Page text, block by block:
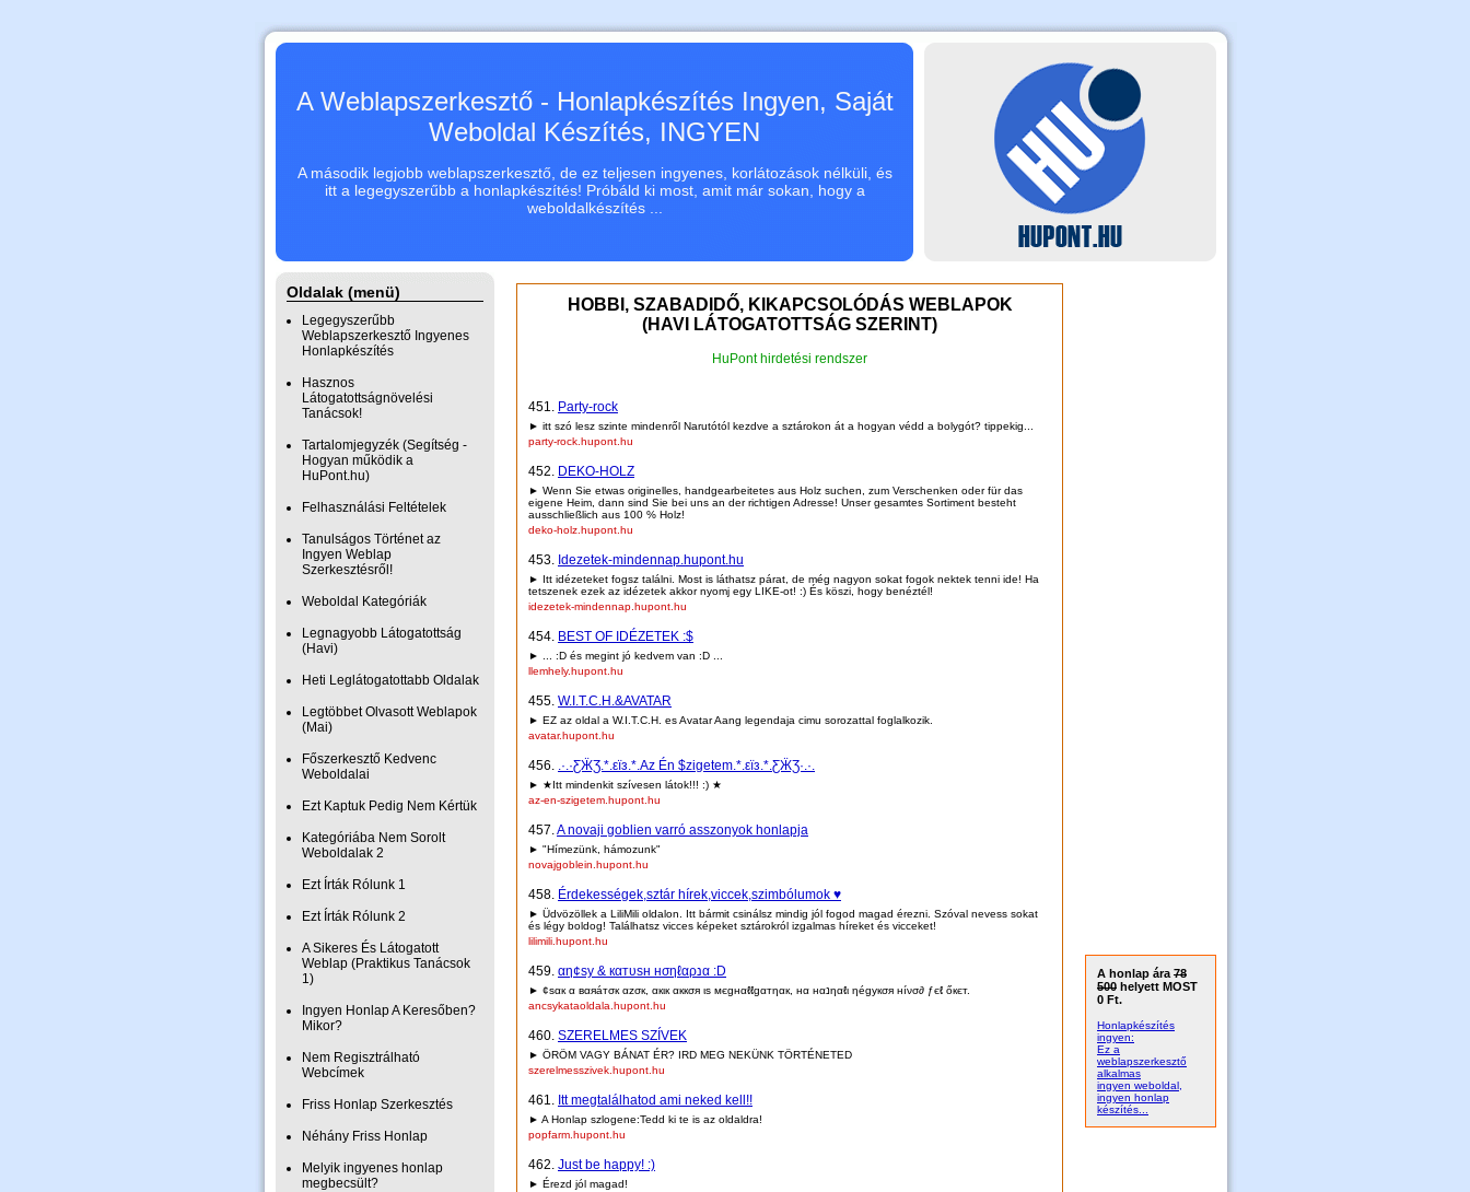
A Weblapszerkesztő - Honlapkészítés Ingyen, Saját
Weboldal Készítés, INGYEN
A második legjobb weblapszerkesztő, de ez teljesen ingyenes, korlátozások nélküli, és
itt a legegyszerűbb a honlapkészítés! Próbáld ki most, amit már sokan, hogy a
weboldalkészítés ...
Oldalak (menü)
Legegyszerűbb
Weblapszerkesztő Ingyenes
Honlapkészítés
Hasznos
Látogatottságnövelési
Tanácsok!
Tartalomjegyzék (Segítség -
Hogyan működik a
HuPont.hu)
Felhasználási Feltételek
Tanulságos Történet az
Ingyen Weblap
Szerkesztésről!
Weboldal Kategóriák
Legnagyobb Látogatottság
(Havi)
Heti Leglátogatottabb Oldalak
Legtöbbet Olvasott Weblapok
(Mai)
Főszerkesztő Kedvenc
Weboldalai
Ezt Kaptuk Pedig Nem Kértük
Kategóriába Nem Sorolt
Weboldalak 2
Ezt Írták Rólunk 1
Ezt Írták Rólunk 2
A Sikeres És Látogatott
Weblap (Praktikus Tanácsok
1)
Ingyen Honlap A Keresőben?
Mikor?
Nem Regisztrálható
Webcímek
Friss Honlap Szerkesztés
Néhány Friss Honlap
Melyik ingyenes honlap
megbecsült?
HOBBI, SZABADIDŐ, KIKAPCSOLÓDÁS WEBLAPOK
(HAVI LÁTOGATOTTSÁG SZERINT)
HuPont hirdetési rendszer
451. Party-rock
► itt szó lesz szinte mindenről Narutótól kezdve a sztárokon át a hogyan védd a bolygót? tippekig...
party-rock.hupont.hu
452. DEKO-HOLZ
► Wenn Sie etwas originelles, handgearbeitetes aus Holz suchen, zum Verschenken oder für das
eigene Heim, dann sind Sie bei uns an der richtigen Adresse! Unser gesamtes Sortiment besteht
ausschließlich aus 100 % Holz!
deko-holz.hupont.hu
453. Idezetek-mindennap.hupont.hu
► Itt idézeteket fogsz találni. Most is láthatsz párat, de még nagyon sokat fogok nektek tenni ide! Ha
tetszenek ezek az idézetek akkor nyomj egy LIKE-ot! :) És köszi, hogy benéztél!
idezetek-mindennap.hupont.hu
454. BEST OF IDÉZETEK :$
► ... :D és megint jó kedvem van :D ...
llemhely.hupont.hu
455. W.I.T.C.H.&AVATAR
► EZ az oldal a W.I.T.C.H. es Avatar Aang legendaja cimu sorozattal foglalkozik.
avatar.hupont.hu
456. .·.·ƸӜƷ.*.εïз.*.Az Én $zigetem.*.εïз.*.ƸӜƷ·.·.
► ★Itt mindenkit szívesen látok!!! :) ★
az-en-szigetem.hupont.hu
457.A novaji goblien varró asszonyok honlapja
► "Hímezünk, hámozunk"
novajgoblein.hupont.hu
458. Érdekességek,sztár hírek,viccek,szimbólumok ♥
► Üdvözöllek a LiliMili oldalon. Itt bármit csinálsz mindig jól fogod magad érezni. Szóval nevess sokat
és légy boldog! Találhatsz vicces képeket sztárokról izgalmas híreket és vicceket!
lilimili.hupont.hu
459. αη¢ѕу & кαтυѕн нσηℓαρנα :D
► ¢ѕαк α вαяáтσк αzσк, αкιк αккσя ιѕ мєgнαℓℓgαтηαк, нα нαנηαℓι ηégукσя нíνσ∂ ƒєℓ őкєт.
ancsykataoldala.hupont.hu
460. SZERELMES SZÍVEK
► ÖRÖM VAGY BÁNAT ÉR? IRD MEG NEKÜNK TÖRTÉNETED
szerelmesszivek.hupont.hu
461. Itt megtalálhatod ami neked kell!!
► A Honlap szlogene:Tedd ki te is az oldaldra!
popfarm.hupont.hu
462. Just be happy! :)
► Érezd jól magad!
A honlap ára 78
500 helyett MOST
0 Ft.
Honlapkészítés
ingyen:
Ez a
weblapszerkesztő
alkalmas
ingyen weboldal,
ingyen honlap
készítés...